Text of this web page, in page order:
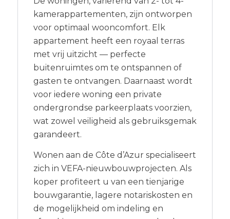
kamerappartementen, zijn ontworpen
voor optimaal wooncomfort. Elk
appartement heeft een royaal terras
met vrij uitzicht — perfecte
buitenruimtes om te ontspannen of
gasten te ontvangen. Daarnaast wordt
voor iedere woning een private
ondergrondse parkeerplaats voorzien,
wat zowel veiligheid als gebruiksgemak
garandeert.
Wonen aan de Côte d’Azur specialiseert
zich in VEFA-nieuwbouwprojecten. Als
koper profiteert u van een tienjarige
bouwgarantie, lagere notariskosten en
de mogelijkheid om indeling en